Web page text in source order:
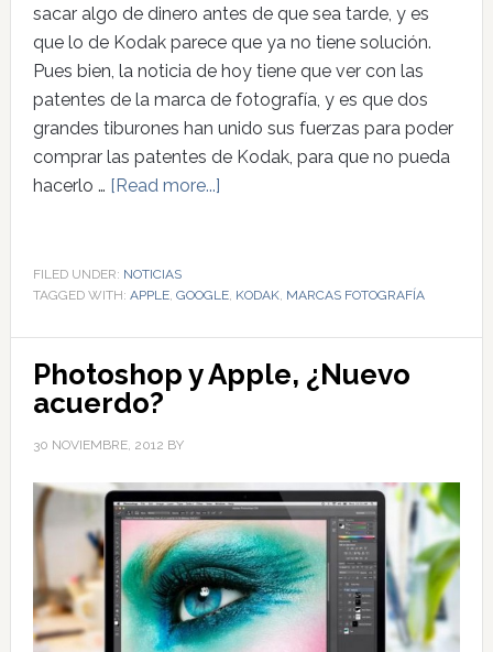
sacar algo de dinero antes de que sea tarde, y es
que lo de Kodak parece que ya no tiene solución.
Pues bien, la noticia de hoy tiene que ver con las
patentes de la marca de fotografía, y es que dos
grandes tiburones han unido sus fuerzas para poder
comprar las patentes de Kodak, para que no pueda
hacerlo … [Read more...]
FILED UNDER: NOTICIAS
TAGGED WITH: APPLE, GOOGLE, KODAK, MARCAS FOTOGRAFÍA
Photoshop y Apple, ¿Nuevo
acuerdo?
30 NOVIEMBRE, 2012 BY